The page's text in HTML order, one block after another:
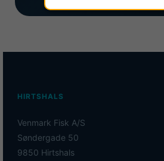
HIRTSHALS
Venmark Fisk A/S
Søndergade 50
9850 Hirtshals